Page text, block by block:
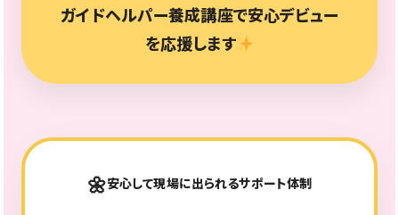
ガイドヘルパー養成講座で安心デビュー
を応援します
安心して現場に出られるサポート体制